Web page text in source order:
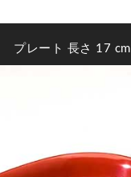
プレート 長さ 17 cm